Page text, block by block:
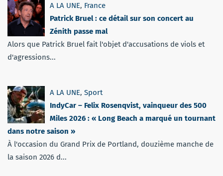
A LA UNE, France
Patrick Bruel : ce détail sur son concert au
Zénith passe mal
Alors que Patrick Bruel fait l'objet d'accusations de viols et
d'agressions...
A LA UNE, Sport
IndyCar – Felix Rosenqvist, vainqueur des 500
Miles 2026 : « Long Beach a marqué un tournant
dans notre saison »
À l'occasion du Grand Prix de Portland, douzième manche de
la saison 2026 d...